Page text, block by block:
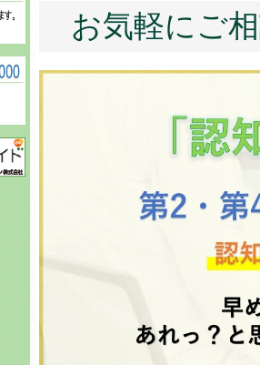
お気軽にお問合
new2025.09.01
→ 内科・神経
当：長澤治夫先生
2025.10.01
インフルエン
2025.08.30
『月曜日午後
お気軽にご